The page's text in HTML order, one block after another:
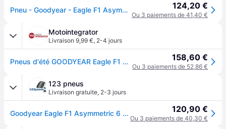
Pneu - Goodyear - Eagle F1 Asymmetric 6 - 245/40 R18 - Été - Vitesse Y 124,20 €
Ou 3 paiements de 41,40 €
Motointegrator
Livraison 9,99 €, 2-4 jours
Pneus d'été GOODYEAR Eagle F1 Asymmetric 6 245/40R18 93Y 158,60 €
Ou 3 paiements de 52,86 €
123 pneus
Livraison gratuite, 2-3 jours
Goodyear Eagle F1 Asymmetric 6 ( 245/40 R18 93Y EVR, avec protège-jante (MFS) ) 120,90 €
Ou 3 paiements de 40,30 €